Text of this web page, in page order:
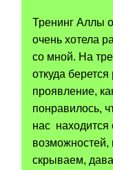
Тренинг Аллы
очень хотела
со мной. На
откуда
проявление,
понравилось,
нас
скрываем,